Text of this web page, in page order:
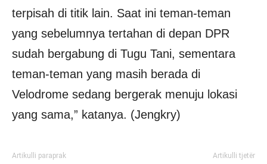
terpisah di titik lain. Saat ini teman-teman
yang sebelumnya tertahan di depan DPR
sudah bergabung di Tugu Tani, sementara
teman-teman yang masih berada di
Velodrome sedang bergerak menuju lokasi
yang sama,” katanya. (Jengkry)
Artikulli paraprak Artikulli tjetër